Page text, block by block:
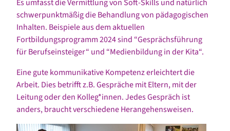
Es umfasst die Vermittlung von Soft-Skills und natürlich
schwerpunktmäßig die Behandlung von pädagogischen
Inhalten. Beispiele aus dem aktuellen
Fortbildungsprogramm 2024 sind “Gesprächsführung
für Berufseinsteiger“ und “Medienbildung in der Kita“.
Eine gute kommunikative Kompetenz erleichtert die
Arbeit. Dies betrifft z.B. Gespräche mit Eltern, mit der
Leitung oder den Kolleg*innen. Jedes Gespräch ist
anders, braucht verschiedene Herangehensweisen.